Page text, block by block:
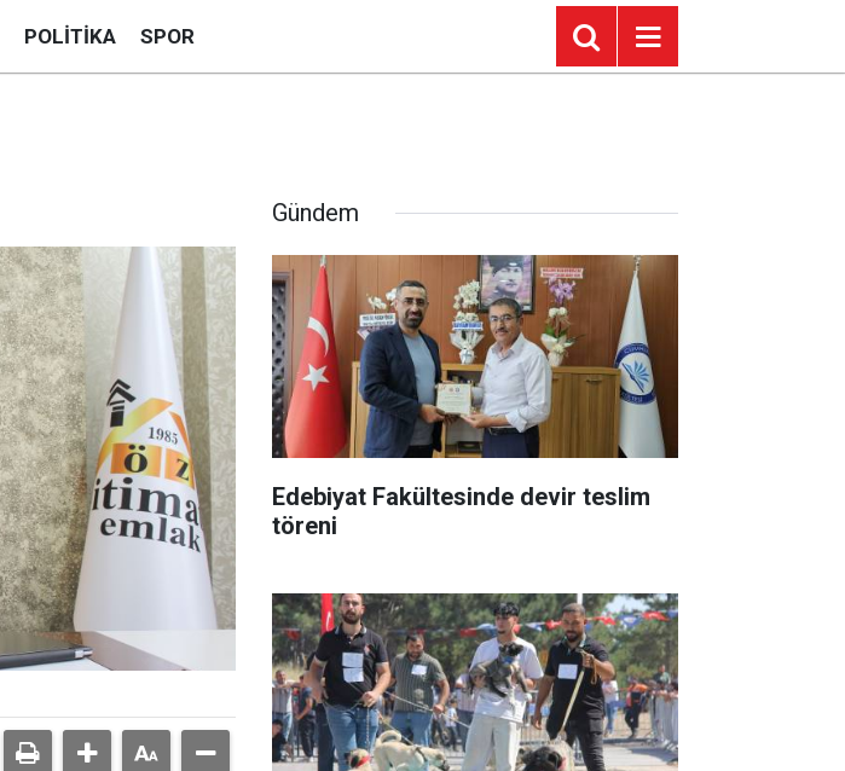
POLITIKA SPOR
Gündem
Edebiyat Fakültesinde devir teslim
töreni